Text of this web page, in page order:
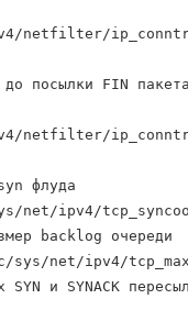
netfilter/
посылки FIN пакета
netfilter/
флуда
net/ipv4/
backlog очереди
sys/net/ipv4/
и SYNACK